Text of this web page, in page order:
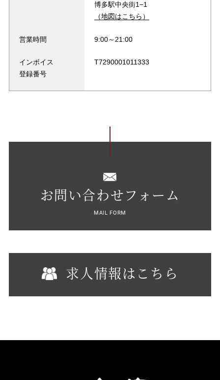
博多駅中央街1−1
（地図はこちら）
営業時間 9:00～21:00
インボイス
登録番号
T7290001011333
お問い合わせフォーム
MAIL FORM
求人情報はこちら